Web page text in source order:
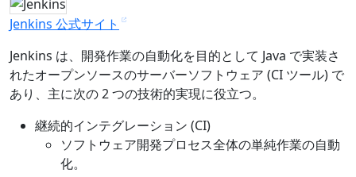
Jenkins 公式サイト
Jenkins は、開発作業の自動化を目的として Java で実装さ
れたオープンソースのサーバーソフトウェア (CI ツール) で
あり、主に次の 2 つの技術的実現に役立つ。
継続的インテグレーション (CI)
ソフトウェア開発プロセス全体の単純作業の自動
化。